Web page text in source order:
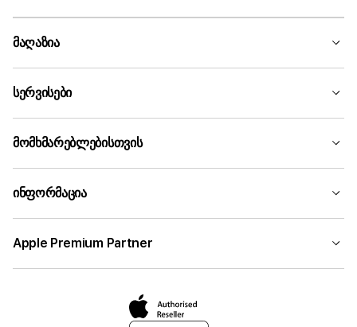
მაღაზია
სერვისები
მომხმარებლებისთვის
ინფორმაცია
Apple Premium Partner